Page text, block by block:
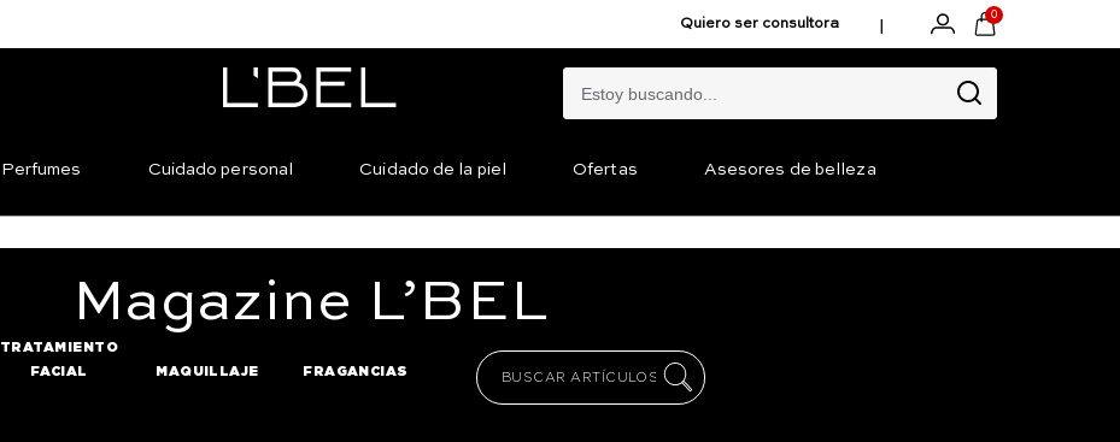
Quiero ser consultora | 0
Perfumes Cuidado personal Cuidado de la piel Ofertas Asesores de belleza
Magazine L’BEL
TRATAMIENTO
FACIAL
MAQUILLAJE FRAGANCIAS